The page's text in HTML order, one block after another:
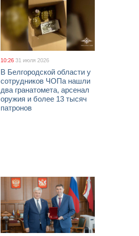
10:26 31 июля 2026
В Белгородской области у
сотрудников ЧОПа нашли
два гранатомета, арсенал
оружия и более 13 тысяч
патронов